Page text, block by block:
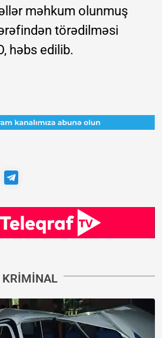
məhkum olunmuş
törədilməsi
həbs edilib.
KRIMINAL